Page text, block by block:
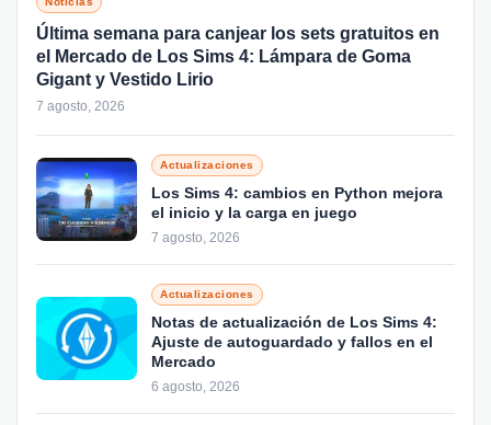
Última semana para canjear los sets gratuitos en
el Mercado de Los Sims 4: Lámpara de Goma
Gigant y Vestido Lirio
7 agosto, 2026
Actualizaciones
Los Sims 4: cambios en Python mejora
el inicio y la carga en juego
7 agosto, 2026
Actualizaciones
Notas de actualización de Los Sims 4:
Ajuste de autoguardado y fallos en el
Mercado
6 agosto, 2026